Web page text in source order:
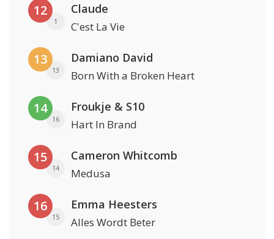
12
1
Claude
C'est La Vie
13
13
Damiano David
Born With a Broken Heart
14
16
Froukje & S10
Hart In Brand
15
14
Cameron Whitcomb
Medusa
16
15
Emma Heesters
Alles Wordt Beter